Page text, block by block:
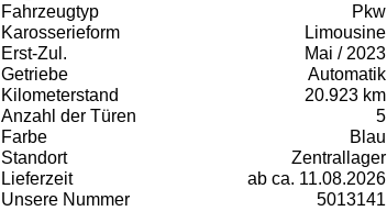
Fahrzeugtyp
Pkw
Karosserieform
Limousine
Erst-Zul.
Mai / 2023
Getriebe
Automatik
Kilometerstand
20.923 km
Anzahl der Türen
5
Farbe
Blau
Standort
Zentrallager
Lieferzeit
ab ca. 11.08.2026
Unsere Nummer
5013141